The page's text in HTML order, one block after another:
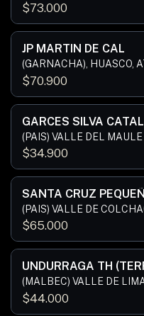
$73.000
JP MARTIN DE CAL
(GARNACHA), HUASCO,
$70.900
GARCES SILVA
(PAIS) VALLE DEL MAULE
$34.900
SANTA CRUZ
(PAIS) VALLE DE
$65.000
UNDURRAGA TH
(MALBEC) VALLE DE
$44.000